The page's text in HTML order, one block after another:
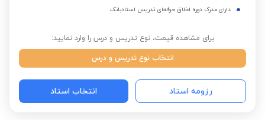
دارای مدرک دوره اخلاق حرفه‌ای تدریس استادبانک
برای مشاهده قیمت، نوع تدریس و درس را وارد نمایید:
انتخاب نوع تدریس و درس
رزومه استاد انتخاب استاد